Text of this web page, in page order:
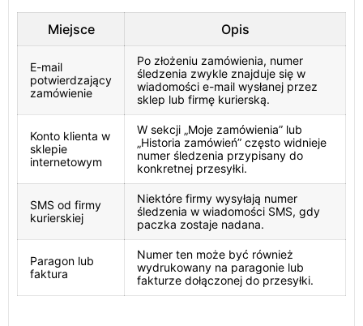
Miejsce Opis
E-mail
potwierdzający
zamówienie
Po złożeniu zamówienia, numer
śledzenia zwykle znajduje się w
wiadomości e-mail wysłanej przez
sklep lub firmę kurierską.
Konto klienta w
sklepie
internetowym
W sekcji „Moje zamówienia” lub
„Historia zamówień” często widnieje
numer śledzenia przypisany do
konkretnej przesyłki.
SMS od firmy
kurierskiej
Niektóre firmy wysyłają numer
śledzenia w wiadomości SMS, gdy
paczka zostaje nadana.
Paragon lub
faktura
Numer ten może być również
wydrukowany na paragonie lub
fakturze dołączonej do przesyłki.